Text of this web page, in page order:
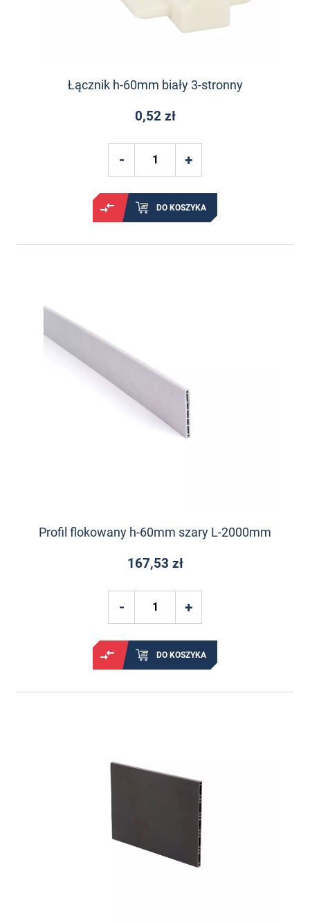
Łącznik h-60mm biały 3-stronny
0,52 zł
DO KOSZYKA
Profil flokowany h-60mm szary L-2000mm
167,53 zł
DO KOSZYKA